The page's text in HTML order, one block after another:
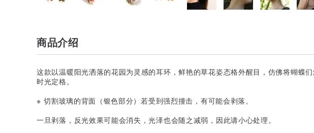
商品介绍
这款以温暖阳光洒落的花园为灵感的耳环，鲜艳的草花姿态格外醒目，仿佛将蝴蝶
时光定格。
※ 切割玻璃的背面（银色部分）若受到强烈撞击，有可能会剥落。
一旦剥落，反光效果可能会消失，光泽也会随之减弱，因此请小心处理。